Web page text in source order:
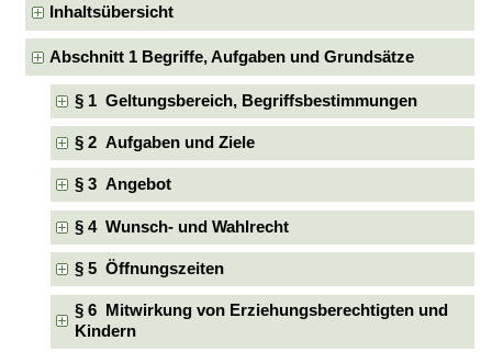
Inhaltsübersicht
Abschnitt 1 Begriffe, Aufgaben und Grundsätze
§ 1 Geltungsbereich, Begriffsbestimmungen
§ 2 Aufgaben und Ziele
§ 3 Angebot
§ 4 Wunsch- und Wahlrecht
§ 5 Öffnungszeiten
§ 6 Mitwirkung von Erziehungsberechtigten und
Kindern